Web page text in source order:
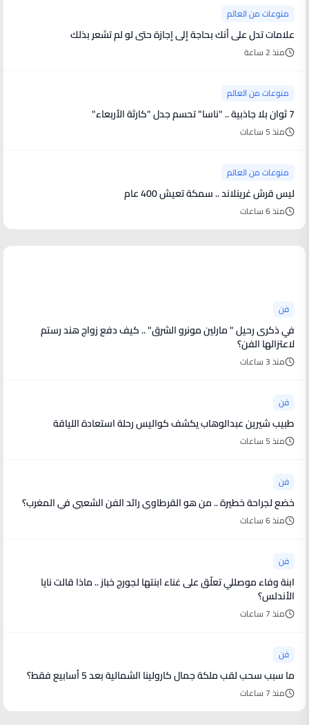
منوعات من العالم
علامات تدل على أنك بحاجة إلى إجازة حتى لو لم تشعر بذلك
منذ 2 ساعة
منوعات من العالم
7 ثوان بلا جاذبية .. "ناسا" تحسم جدل "كارثة الأربعاء"
منذ 5 ساعات
منوعات من العالم
ليس قرش غرينلاند .. سمكة تعيش 400 عام
منذ 6 ساعات
فن
في ذكرى رحيل " مارلين مونرو الشرق" .. كيف دفع زواج هند رستم
لاعتزالها الفن؟
منذ 3 ساعات
فن
طبيب شيرين عبدالوهاب يكشف كواليس رحلة استعادة اللياقة
منذ 5 ساعات
فن
خضع لجراحة خطيرة .. من هو القرطاوي رائد الفن الشعبي في المغرب؟
منذ 6 ساعات
فن
ابنة وفاء موصللي تعلّق على غناء ابنتها لجورج خباز .. ماذا قالت نايا
الأندلس؟
منذ 7 ساعات
فن
ما سبب سحب لقب ملكة جمال كارولينا الشمالية بعد 5 أسابيع فقط؟
منذ 7 ساعات